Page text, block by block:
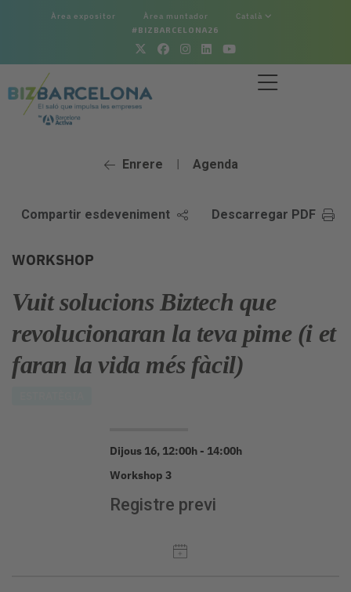
Àrea expositor Àrea muntador Català
#BIZBARCELONA26
Enrere | Agenda
Compartir esdeveniment Descarregar PDF
WORKSHOP
Vuit solucions Biztech que
revolucionaran la teva pime (i et
faran la vida més fàcil)
Dijous 16, 12:00h - 14:00h
Workshop 3
Registre previ